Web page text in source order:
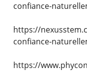
confiance-
https://
confiance-
https://